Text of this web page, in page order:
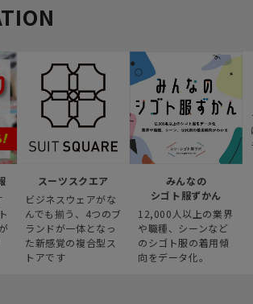
スーツスクエア
ビジネスウェアがな
んでも揃う、4つのブ
ランドが一体となっ
た新感覚の複合型ス
トアです
みんなの
シゴト服ずかん
12,000人以上の業界
や職種、シーンなど
のシゴト服の着用傾
向をデータ化。